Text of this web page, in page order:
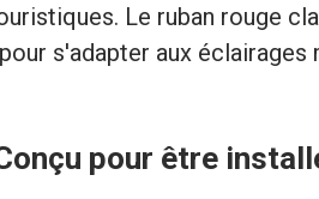
Le ruban rouge
s'adapter aux éclairages
pour être